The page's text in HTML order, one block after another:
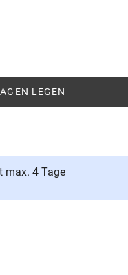
LEGEN
max. 4 Tage